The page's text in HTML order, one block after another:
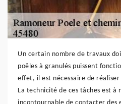
Un certain nombre de travaux
poêles à granulés puissent
effet, il est nécessaire de
La technicité de ces tâches est à